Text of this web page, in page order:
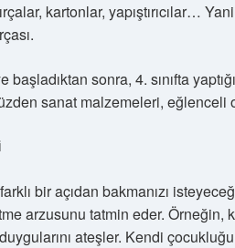
kartonlar, yapıştırıcılar…
başladıktan sonra, 4. sınıfta
sanat malzemeleri,
bir açıdan bakmanızı
arzusunu tatmin eder.
ateşler. Kendi